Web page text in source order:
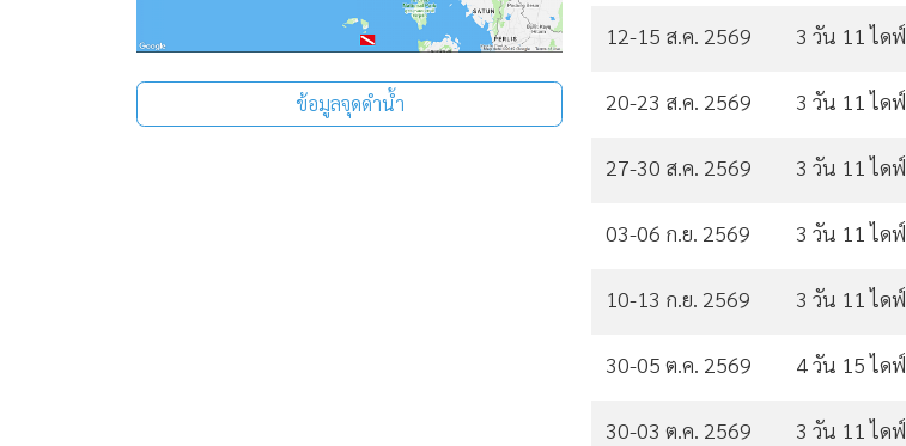
12-15 ส.ค. 2569 3 วัน 11 ไดฟ์
20-23 ส.ค. 2569 3 วัน 11 ไดฟ์
27-30 ส.ค. 2569 3 วัน 11 ไดฟ์
03-06 ก.ย. 2569 3 วัน 11 ไดฟ์
10-13 ก.ย. 2569 3 วัน 11 ไดฟ์
30-05 ต.ค. 2569 4 วัน 15 ไดฟ์
30-03 ต.ค. 2569 3 วัน 11 ไดฟ์
ข้อมูลจุดดำน้ำ